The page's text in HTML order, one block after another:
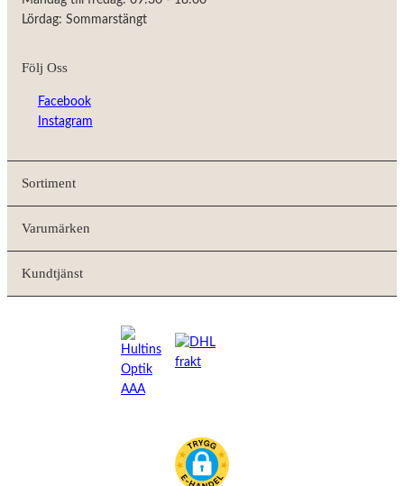
Lördag: Sommarstängt
Följ Oss
Facebook
Instagram
Sortiment
Varumärken
Kundtjänst